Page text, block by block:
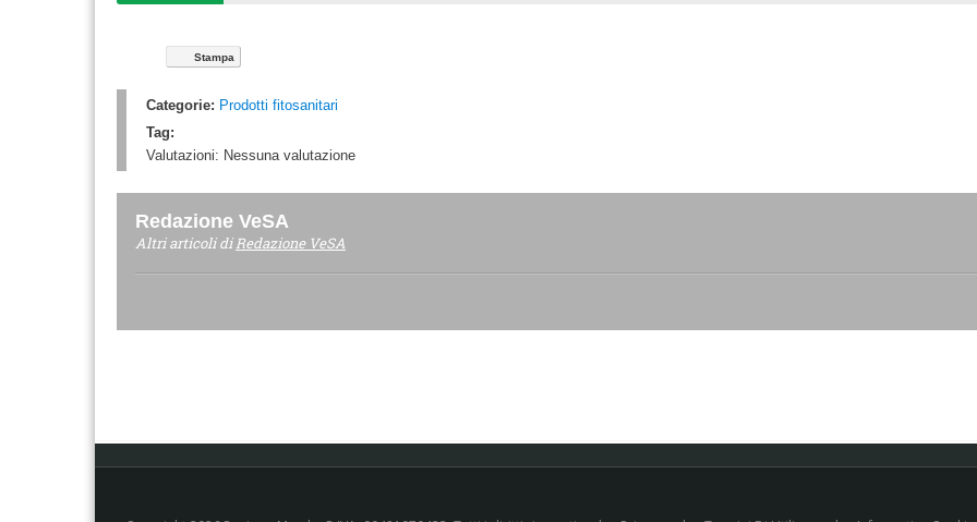
Stampa
Categorie: Prodotti fitosanitari
Tag:
Valutazioni: Nessuna valutazione
Redazione VeSA
Altri articoli diRedazione VeSA